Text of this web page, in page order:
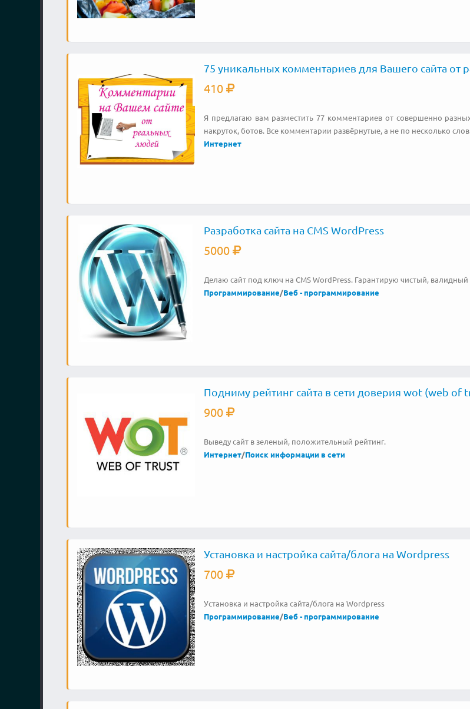
75 уникальных комментариев для Вашего сайта от
410
Я предлагаю вам разместить 77 комментариев от совершенно
накруток, ботов. Все комментарии развёрнутые, а не по несколько
Интернет
Разработка сайта на CMS WordPress
5000
Делаю сайт под ключ на CMS WordPress. Гарантирую чистый,
Программирование/Веб - программирование
Подниму рейтинг сайта в сети доверия wot (web of
900
Выведу сайт в зеленый, положительный рейтинг.
Интернет/Поиск информации в сети
Установка и настройка сайта/блога на Wordpress
700
Установка и настройка сайта/блога на Wordpress
Программирование/Веб - программирование